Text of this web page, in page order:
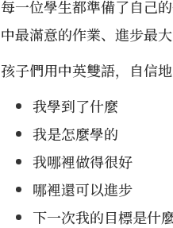
每一位學生都準備了自己
中最滿意的作業、進步最
孩子們用中英雙語，自信
我學到了什麼
我是怎麼學的
我哪裡做得很好
哪裡還可以進步
下一次我的目標是什